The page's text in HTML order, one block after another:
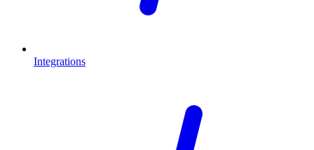
Integrations